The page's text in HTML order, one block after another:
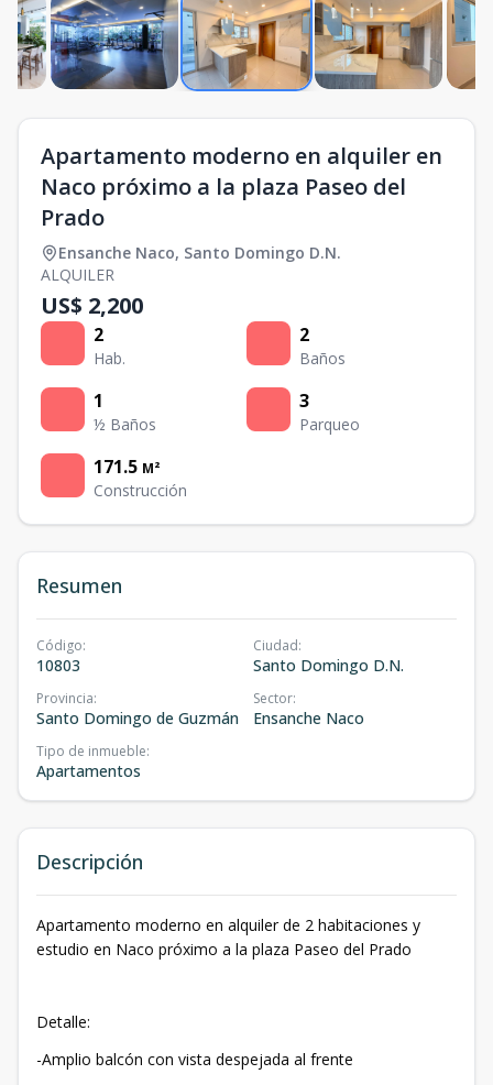
Apartamento moderno en alquiler en
Naco próximo a la plaza Paseo del
Prado
Ensanche Naco, Santo Domingo D.N.
ALQUILER
US$ 2,200
2
Hab.
2
Baños
1
½ Baños
3
Parqueo
171.5 M²
Construcción
Resumen
Código:
10803
Ciudad:
Santo Domingo D.N.
Provincia:
Santo Domingo de Guzmán
Sector:
Ensanche Naco
Tipo de inmueble:
Apartamentos
Descripción
Apartamento moderno en alquiler de 2 habitaciones y
estudio en Naco próximo a la plaza Paseo del Prado
Detalle:
-Amplio balcón con vista despejada al frente